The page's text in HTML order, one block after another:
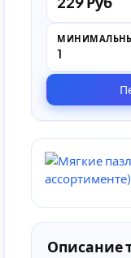
Описание
1